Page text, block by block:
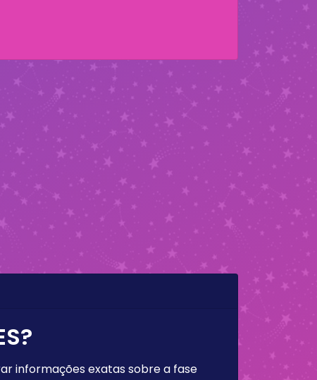
informações exatas sobre a fase